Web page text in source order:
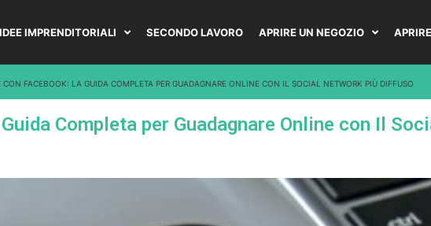
IDEE IMPRENDITORIALI SECONDO LAVORO APRIRE UN NEGOZIO
CON FACEBOOK: LA GUIDA COMPLETA PER GUADAGNARE ONLINE CON IL SOCIAL NETWORK PIÙ DIFFUSO
Completa per Guadagnare Online con Il